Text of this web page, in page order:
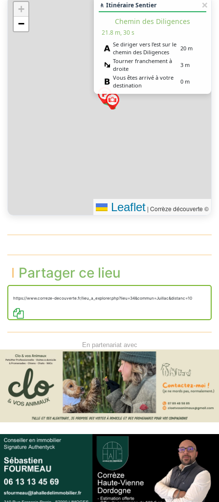
+
−
🚶 Itinéraire Sentier
Chemin des Diligences
21.8 m, 30 s
Se diriger vers l’est sur le
chemin des Diligences
20 m
Tourner franchement à
droite
3 m
Vous êtes arrivé à votre
destination
0 m
Leaflet | Corrèze découverte ©
Partager ce lieu
https://www.correze-decouverte.fr/lieu_a_explorer.php?lieu=34&commun=Juillac&distanc=10
En partenariat avec